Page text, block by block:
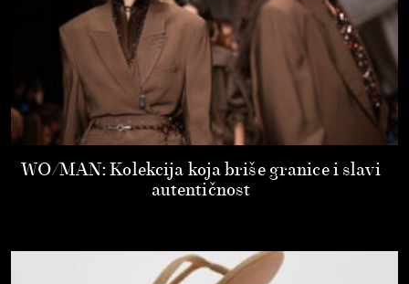
WO/MAN: Kolekcija koja briše granice i slavi
autentičnost